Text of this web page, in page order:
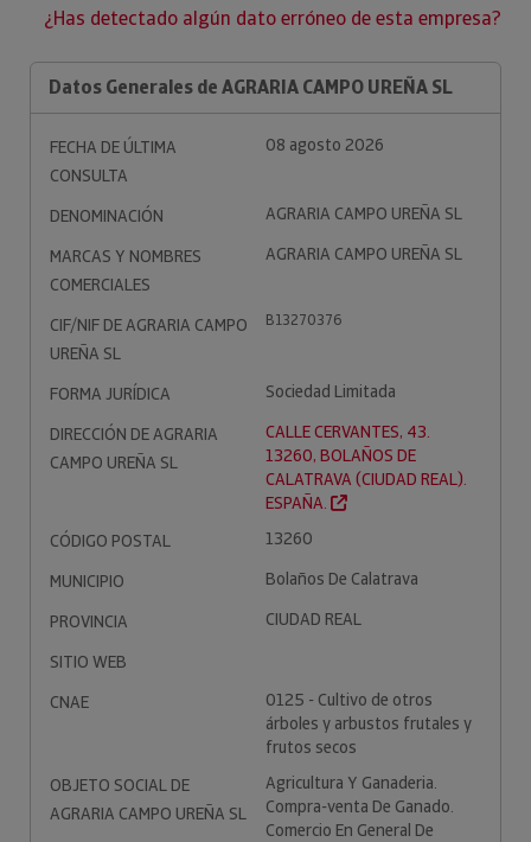
¿Has detectado algún dato erróneo de esta empresa?
Datos Generales de AGRARIA CAMPO UREÑA SL
FECHA DE ÚLTIMA
CONSULTA
08 agosto 2026
DENOMINACIÓN
AGRARIA CAMPO UREÑA SL
MARCAS Y NOMBRES
COMERCIALES
AGRARIA CAMPO UREÑA SL
CIF/NIF DE AGRARIA CAMPO
UREÑA SL
B13270376
FORMA JURÍDICA
Sociedad Limitada
DIRECCIÓN DE AGRARIA
CAMPO UREÑA SL
CALLE CERVANTES, 43.
13260, BOLAÑOS DE
CALATRAVA (CIUDAD REAL).
ESPAÑA.
CÓDIGO POSTAL
13260
MUNICIPIO
Bolaños De Calatrava
PROVINCIA
CIUDAD REAL
SITIO WEB
CNAE
0125 - Cultivo de otros
árboles y arbustos frutales y
frutos secos
OBJETO SOCIAL DE
AGRARIA CAMPO UREÑA SL
Agricultura Y Ganaderia.
Compra-venta De Ganado.
Comercio En General De